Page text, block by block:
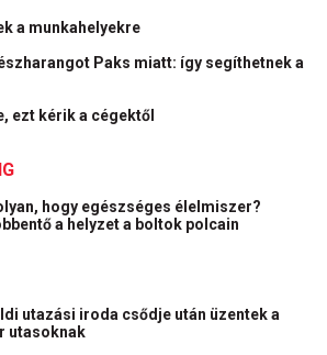
a munkahelyekre
Paks miatt: így segíthetnek a
ezt kérik a cégektől
hogy egészséges élelmiszer?
a helyzet a boltok polcain
utazási iroda csődje után üzentek a
utasoknak